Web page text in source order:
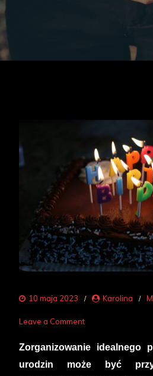
10 maja 2023 Karolina
Leave a Commenton
przygotować
kreatywne
Zorganizowanie idealnego
urodzin może być